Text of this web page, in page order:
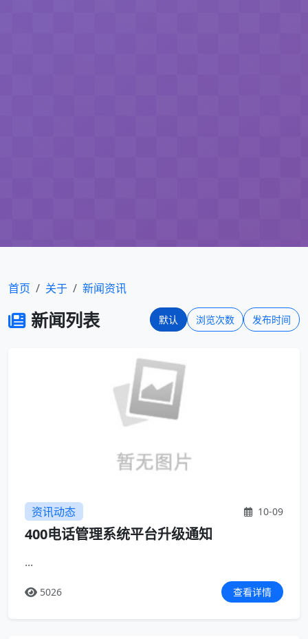
首页 关于 新闻资讯
新闻列表 默认 浏览次数 发布时间
资讯动态 10-09
400电话管理系统平台升级通知
...
5026 查看详情